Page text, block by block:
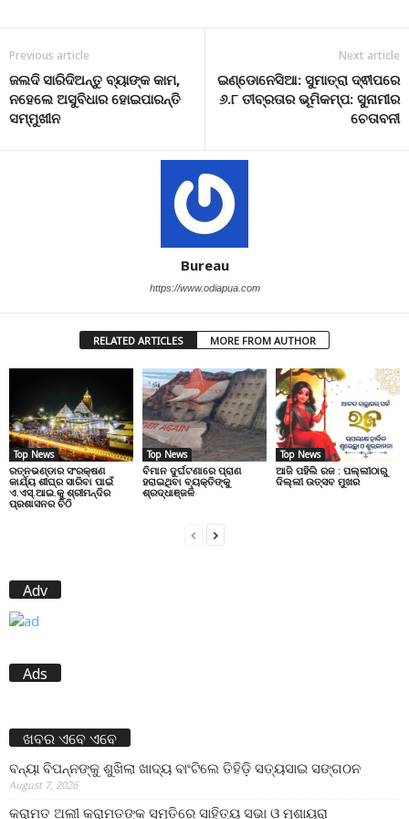
Previous article
ଜଲଦି ସାରିଦିଅନ୍ତୁ ବ୍ୟାଙ୍କ କାମ,
ନହେଲେ ଅସୁବିଧାର ହୋଇପାରନ୍ତି
ସମ୍ମୁଖୀନ
Next article
ଇଣ୍ଡୋନେସିଆ: ସୁମାତ୍ରା ଦ୍ଵୀପରେ
୬.୮ ତୀବ୍ରତାର ଭୂମିକମ୍ପ: ସୁନାମୀର
ଚେତାବନୀ
Bureau
https://www.odiapua.com
RELATED ARTICLES MORE FROM AUTHOR
Top News
ରତ୍ନଭଣ୍ଡାର ସଂରକ୍ଷଣ
କାର୍ଯ୍ୟ ଶୀଘ୍ର ସାରିବା ପାଇଁ
ଏ.ଏସ୍.ଆଇ.କୁ ଶ୍ରୀମନ୍ଦିର
ପ୍ରଶାସନର ଚିଠି
Top News
ବିମାନ ଦୁର୍ଘଟଣାରେ ପ୍ରାଣ
ହରାଇଥିବା ବ୍ୟକ୍ତିଙ୍କୁ
ଶ୍ରଦ୍ଧାଞ୍ଜଳି
Top News
ଆଜି ପହିଲି ରଜ : ପଲ୍ଲୀଠାରୁ
ଦିଲ୍ଲୀ ଉତ୍ସବ ମୁଖର
Adv
Ads
ଖବର ଏବେ ଏବେ
ବନ୍ୟା ବିପନ୍ନଙ୍କୁ ଶୁଖିଲା ଖାଦ୍ୟ ବାଂଟିଲେ ତିହିଡି଼ ସତ୍ୟସାଇ ସଙ୍ଗଠନ
August 7, 2026
କରାମତ ଅଲୀ କରାମତଙ୍କ ସ୍ମୃତିରେ ସାହିତ୍ୟ ସଭା ଓ ମୁଶାୟରା